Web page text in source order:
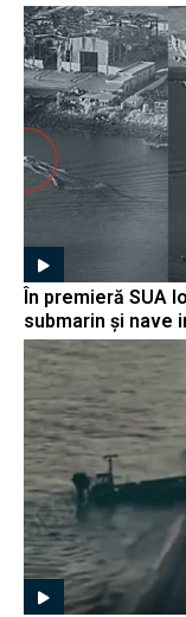
În premieră SUA
submarin și nave